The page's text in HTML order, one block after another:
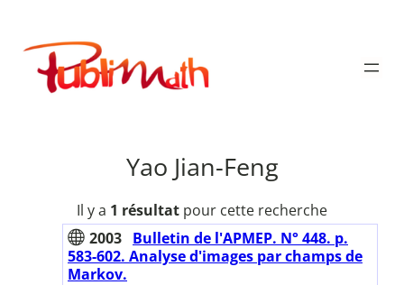
contenu
Publimath
Yao Jian-Feng
Il y a 1 résultat pour cette recherche
2003 Bulletin de l'APMEP. N° 448. p.
583-602. Analyse d'images par champs de
Markov.